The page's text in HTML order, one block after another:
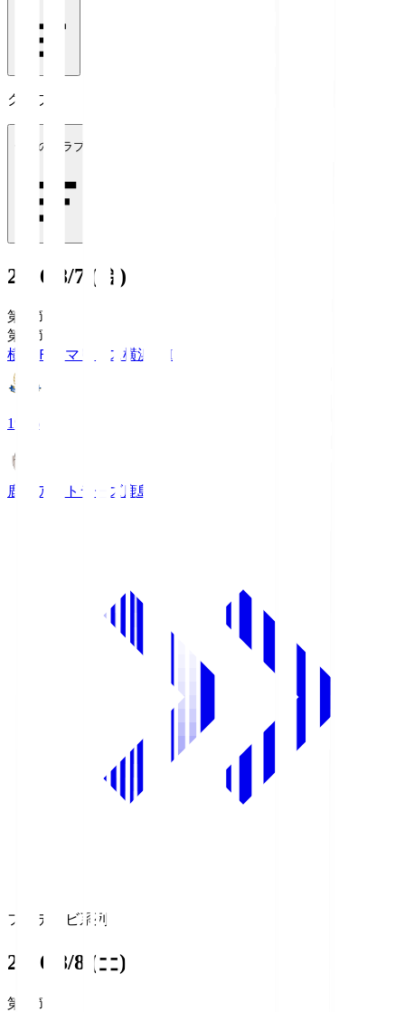
クラブ
全てのクラブ
2026/8/7 (金)
第1節
第1節
横浜Ｆ・マリノス横浜FM
19:26
鹿島アントラーズ鹿島
フジテレビ系列
2026/8/8 (土)
第1節